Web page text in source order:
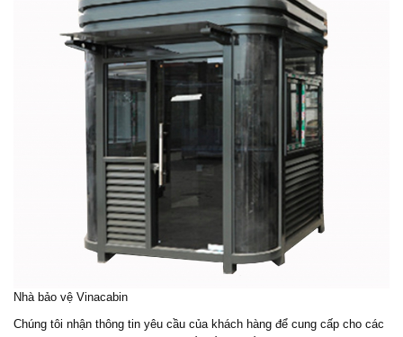
Nhà bảo vệ Vinacabin
Chúng tôi nhận thông tin yêu cầu của khách hàng để cung cấp cho các